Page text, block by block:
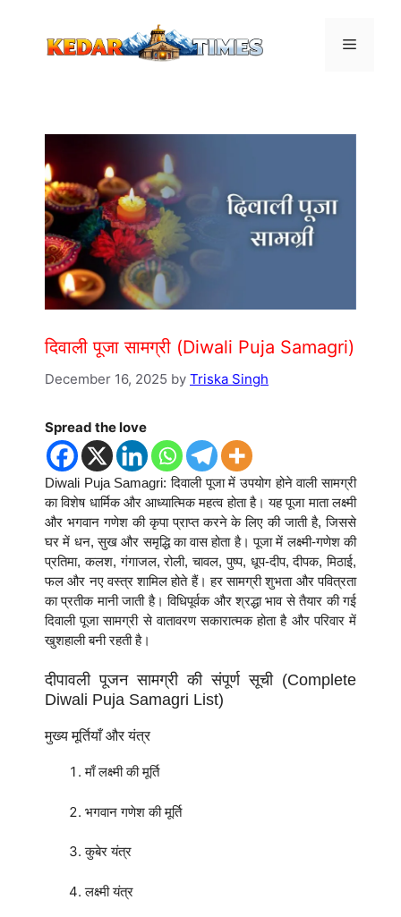
Menu
दिवाली पूजा सामग्री (Diwali Puja Samagri)
December 16, 2025 by Triska Singh
Spread the love
Diwali Puja Samagri: दिवाली पूजा में उपयोग होने वाली सामग्री
का विशेष धार्मिक और आध्यात्मिक महत्व होता है। यह पूजा माता लक्ष्मी
और भगवान गणेश की कृपा प्राप्त करने के लिए की जाती है, जिससे
घर में धन, सुख और समृद्धि का वास होता है। पूजा में लक्ष्मी-गणेश की
प्रतिमा, कलश, गंगाजल, रोली, चावल, पुष्प, धूप-दीप, दीपक, मिठाई,
फल और नए वस्त्र शामिल होते हैं। हर सामग्री शुभता और पवित्रता
का प्रतीक मानी जाती है। विधिपूर्वक और श्रद्धा भाव से तैयार की गई
दिवाली पूजा सामग्री से वातावरण सकारात्मक होता है और परिवार में
खुशहाली बनी रहती है।
दीपावली पूजन सामग्री की संपूर्ण सूची (Complete
Diwali Puja Samagri List)
मुख्य मूर्तियाँ और यंत्र
माँ लक्ष्मी की मूर्ति
भगवान गणेश की मूर्ति
कुबेर यंत्र
लक्ष्मी यंत्र